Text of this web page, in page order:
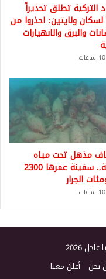
التركية تطلق تحذيراً
لسكان ولايتين: احذروا من
والبرق والانهيارات
مذهل تحت مياه
صقلية.. سفينة عمرها 2300
الجرار
2026
نحن أعلن معنا